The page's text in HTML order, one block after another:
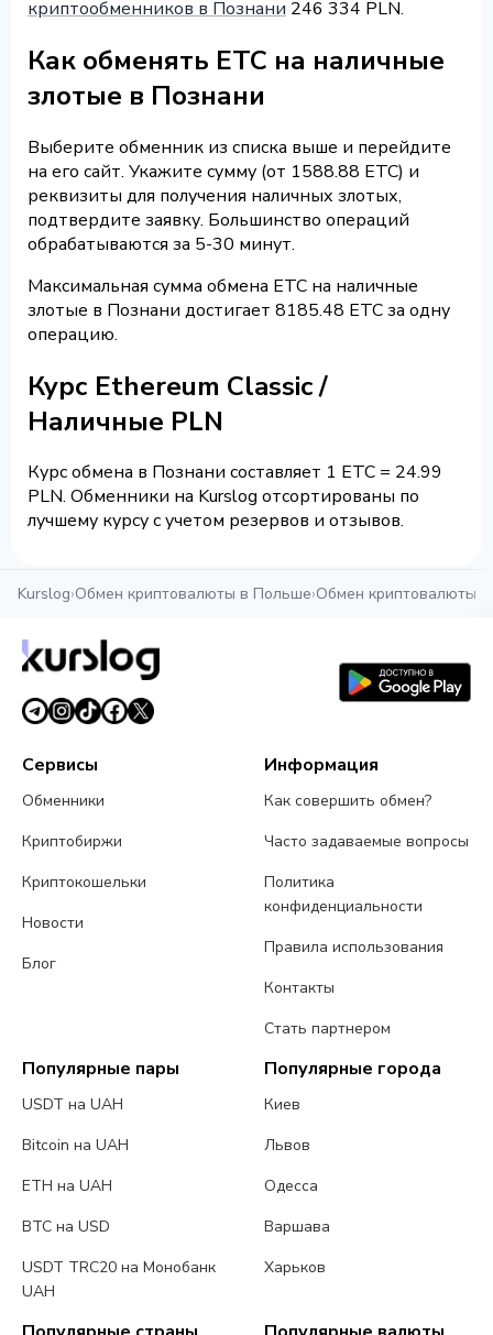
криптообменников в Познани 246 334 PLN.
Как обменять ETC на наличные
злотые в Познани
Выберите обменник из списка выше и перейдите
на его сайт. Укажите сумму (от 1588.88 ETC) и
реквизиты для получения наличных злотых,
подтвердите заявку. Большинство операций
обрабатываются за 5-30 минут.
Максимальная сумма обмена ETC на наличные
злотые в Познани достигает 8185.48 ETC за одну
операцию.
Курс Ethereum Classic /
Наличные PLN
Курс обмена в Познани составляет 1 ETC = 24.99
PLN. Обменники на Kurslog отсортированы по
лучшему курсу с учетом резервов и отзывов.
Kurslog›Обмен криптовалюты в Польше›Обмен криптовалюты
Сервисы
Обменники
Криптобиржи
Криптокошельки
Новости
Блог
Информация
Как совершить обмен?
Часто задаваемые вопросы
Политика
конфиденциальности
Правила использования
Контакты
Стать партнером
Популярные пары
USDT на UAH
Bitcoin на UAH
ETH на UAH
BTC на USD
USDT TRC20 на Монобанк
UAH
Популярные города
Киев
Львов
Одесса
Варшава
Харьков